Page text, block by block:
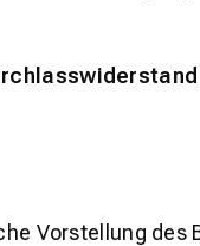
Vorstellung des